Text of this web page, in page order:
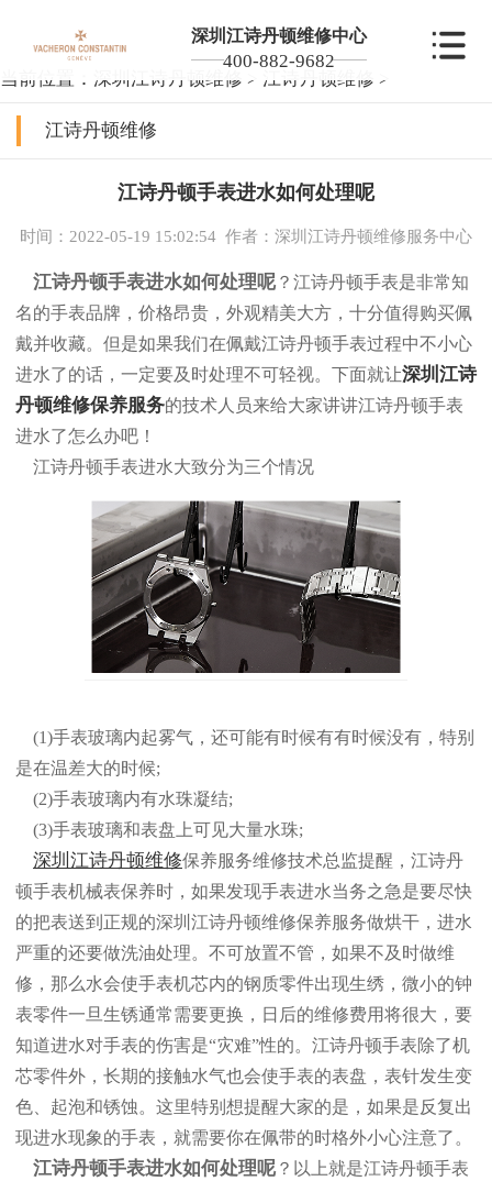
深圳江诗丹顿维修中心
400-882-9682
当前位置： 深圳江诗丹顿维修 > 江诗丹顿维修 >
江诗丹顿维修
江诗丹顿手表进水如何处理呢
时间：2022-05-19 15:02:54 作者：深圳江诗丹顿维修服务中心
江诗丹顿手表进水如何处理呢 ？江诗丹顿手表是非常知
名的手表品牌，价格昂贵，外观精美大方，十分值得购买佩
戴并收藏。但是如果我们在佩戴江诗丹顿手表过程中不小心
进水了的话，一定要及时处理不可轻视。下面就让深圳江诗
丹顿维修保养服务的技术人员来给大家讲讲江诗丹顿手表
进水了怎么办吧！
江诗丹顿手表进水大致分为三个情况
(1)手表玻璃内起雾气，还可能有时候有有时候没有，特别
是在温差大的时候;
(2)手表玻璃内有水珠凝结;
(3)手表玻璃和表盘上可见大量水珠;
深圳江诗丹顿维修保养服务维修技术总监提醒，江诗丹
顿手表机械表保养时，如果发现手表进水当务之急是要尽快
的把表送到正规的深圳江诗丹顿维修保养服务做烘干，进水
严重的还要做洗油处理。不可放置不管，如果不及时做维
修，那么水会使手表机芯内的钢质零件出现生绣，微小的钟
表零件一旦生锈通常需要更换，日后的维修费用将很大，要
知道进水对手表的伤害是“灾难”性的。江诗丹顿手表除了机
芯零件外，长期的接触水气也会使手表的表盘，表针发生变
色、起泡和锈蚀。这里特别想提醒大家的是，如果是反复出
现进水现象的手表，就需要你在佩带的时格外小心注意了。
江诗丹顿手表进水如何处理呢 ？以上就是江诗丹顿手表